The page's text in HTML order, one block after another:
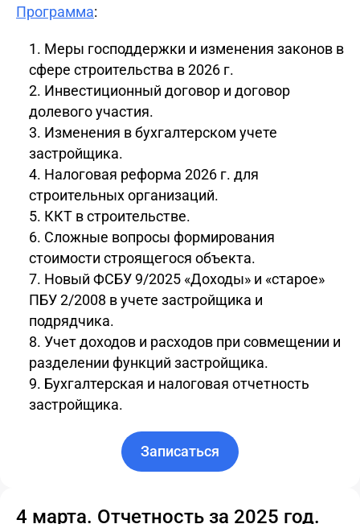
Программа:
Меры господдержки и изменения законов в
сфере строительства в 2026 г.
Инвестиционный договор и договор
долевого участия.
Изменения в бухгалтерском учете
застройщика.
Налоговая реформа 2026 г. для
строительных организаций.
ККТ в строительстве.
Сложные вопросы формирования
стоимости строящегося объекта.
Новый ФСБУ 9/2025 «Доходы» и «старое»
ПБУ 2/2008 в учете застройщика и
подрядчика.
Учет доходов и расходов при совмещении и
разделении функций застройщика.
Бухгалтерская и налоговая отчетность
застройщика.
Записаться
4 марта. Отчетность за 2025 год.